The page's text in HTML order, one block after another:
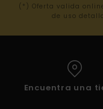
(*) Oferta valida
de uso
Encuentra una